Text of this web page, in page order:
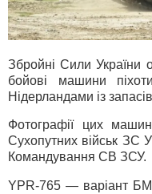
Збройні Сили України
бойові машини
Нідерландами із
Фотографії цих
Сухопутних військ ЗС
Командування СВ ЗСУ.
YPR-765 — варіант